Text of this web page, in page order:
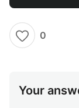
0
Your